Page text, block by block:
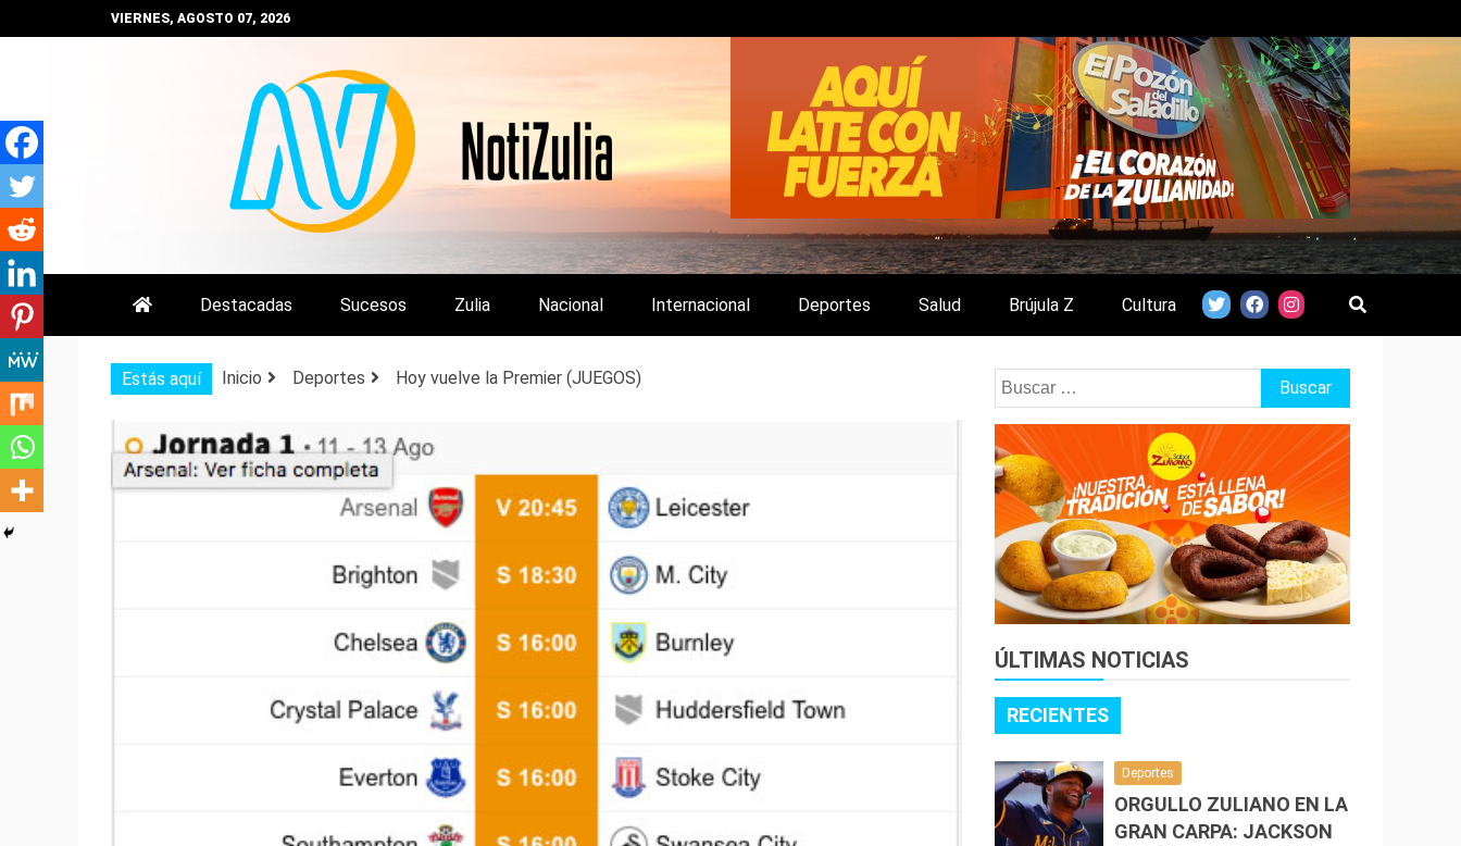
al
VIERNES, AGOSTO 07, 2026
NOTIZULIA
NOTICIAS DEL ZULIA, VENEZUELA Y DE INTERÉS GENERAL.
Destacadas Sucesos Zulia Nacional Internacional Deportes Salud Brújula Z Cultura
Estás aquí Inicio Deportes Hoy vuelve la Premier (JUEGOS) Buscar:
ÚLTIMAS NOTICIAS
RECIENTES
Deportes
ORGULLO ZULIANO EN LA
GRAN CARPA: JACKSON